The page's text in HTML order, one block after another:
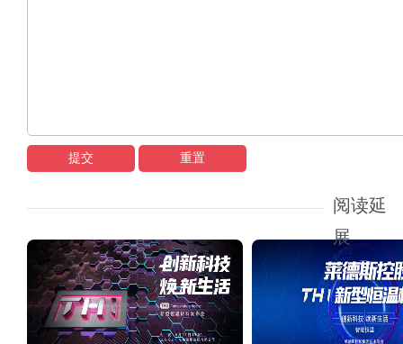
提交 重置
阅读延
展